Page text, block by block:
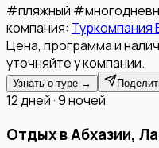
#пляжный #
компания: Туркомпания
Цена, программа и
уточняйте у компании.
Узнать о туре →
12 дней · 9 ночей
Отдых в Абхазии,